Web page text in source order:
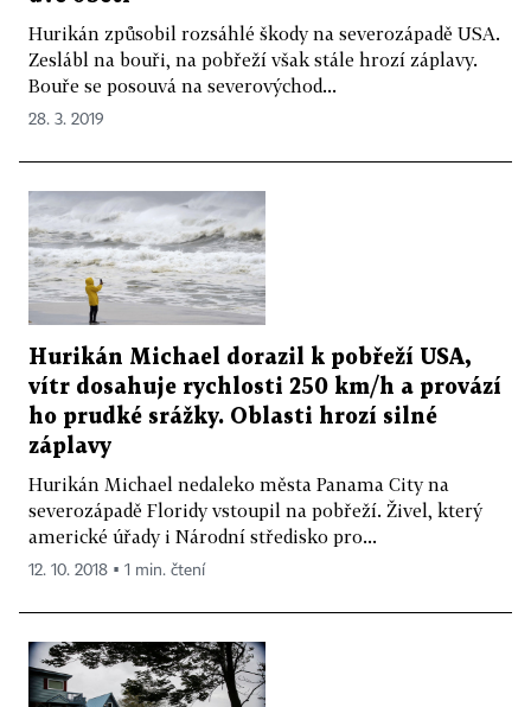
Hurikán způsobil rozsáhlé škody na severozápadě USA.
Zeslábl na bouři, na pobřeží však stále hrozí záplavy.
Bouře se posouvá na severovýchod...
28. 3. 2019
Hurikán Michael dorazil k pobřeží USA,
vítr dosahuje rychlosti 250 km/h a provází
ho prudké srážky. Oblasti hrozí silné
záplavy
Hurikán Michael nedaleko města Panama City na
severozápadě Floridy vstoupil na pobřeží. Živel, který
americké úřady i Národní středisko pro...
12. 10. 2018 ▪ 1 min. čtení